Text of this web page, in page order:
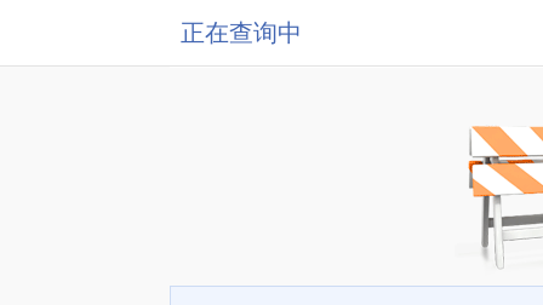
正在查询中